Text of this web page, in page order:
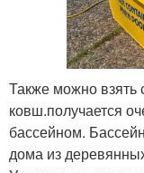
Также можно взять
ковш.получается
бассейном.
дома из